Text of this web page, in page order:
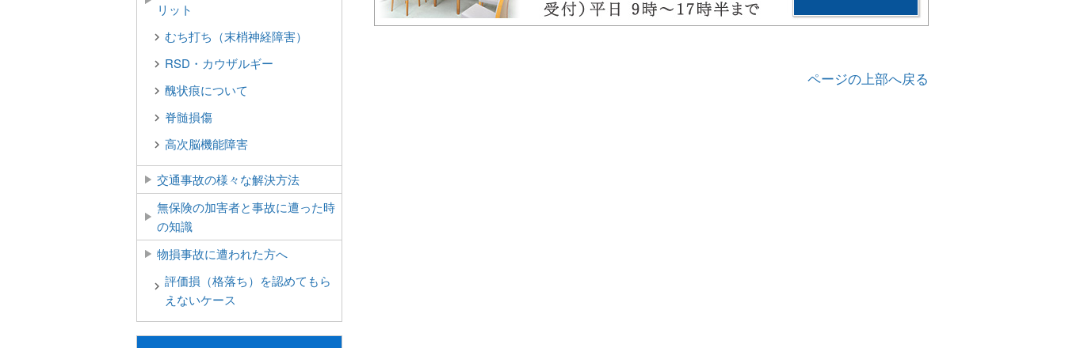
ページの上部へ戻る
リット
むち打ち（末梢神経障害）
RSD・カウザルギー
醜状痕について
脊髄損傷
高次脳機能障害
交通事故の様々な解決方法
無保険の加害者と事故に遭った時
の知識
物損事故に遭われた方へ
評価損（格落ち）を認めてもら
えないケース